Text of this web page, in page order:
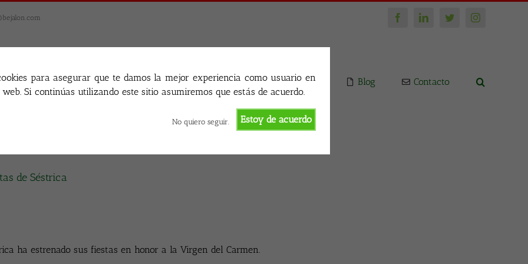
para asegurar que te damos la mejor experiencia como usuario en
Si continúas utilizando este sitio asumiremos que estás de acuerdo.
Estoy de acuerdo
No quiero seguir.
FacebookLinkedInTwitterInstagram
Inicio Blog Contacto
de Séstrica
ha estrenado sus fiestas en honor a la Virgen del Carmen.